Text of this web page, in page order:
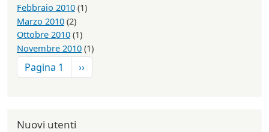
Febbraio 2010 (1)
Marzo 2010 (2)
Ottobre 2010 (1)
Novembre 2010 (1)
Paginazione
Pagina 1 Pagina successiva
››
Nuovi utenti